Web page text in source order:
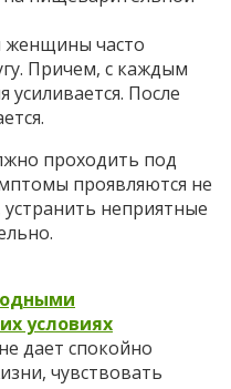
женщины часто
Причем, с каждым
После
проходить под
проявляются не
неприятные
условиях
дает спокойно
чувствовать